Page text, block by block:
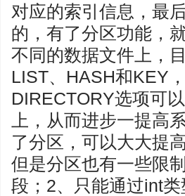
对应的索引信息，最
的，有了分区功能，
不同的数据文件上，
LIST、HASH和KEY
DIRECTORY选项可
上，从而进步一提高
了分区，可以大大提
但是分区也有一些限
段；2、只能通过int